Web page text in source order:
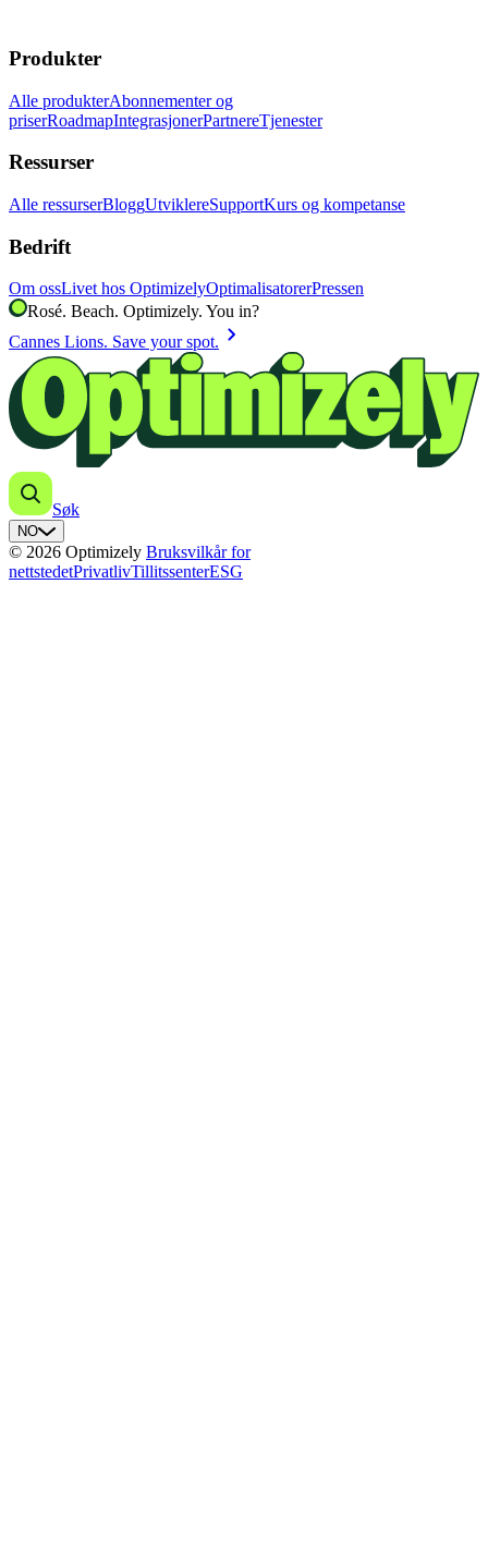
Produkter
Alle produkterAbonnementer og
priserRoadmapIntegrasjonerPartnereTjenester
Ressurser
Alle ressurserBloggUtviklereSupportKurs og kompetanse
Bedrift
Om ossLivet hos OptimizelyOptimalisatorerPressen
Rosé. Beach. Optimizely. You in?
Cannes Lions. Save your spot. chevron_right
Søk
NO
© 2026 Optimizely Bruksvilkår for
nettstedetPrivatlivTillitssenterESG